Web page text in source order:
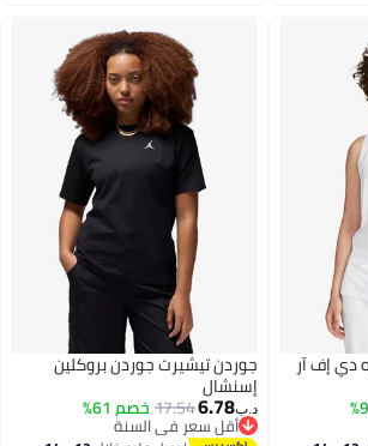
دي إف آر
4
جوردن تيشيرت جوردن بروكلين
إسنشال
د.ب‏6.78
17.54خصم 61%
أقل سعر في السنة